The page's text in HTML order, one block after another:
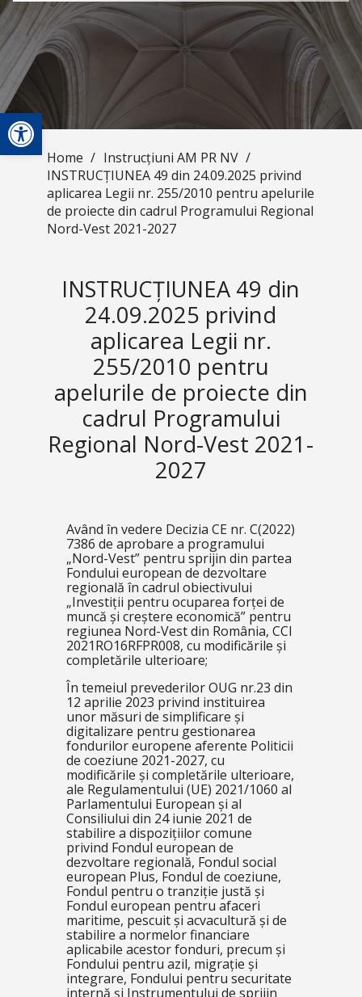
Open toolbar
Home / Instrucțiuni AM PR NV /
INSTRUCȚIUNEA 49 din 24.09.2025 privind
aplicarea Legii nr. 255/2010 pentru apelurile
de proiecte din cadrul Programului Regional
Nord-Vest 2021-2027
INSTRUCȚIUNEA 49 din
24.09.2025 privind
aplicarea Legii nr.
255/2010 pentru
apelurile de proiecte din
cadrul Programului
Regional Nord-Vest 2021-
2027
Având în vedere Decizia CE nr. C(2022)
7386 de aprobare a programului
„Nord-Vest” pentru sprijin din partea
Fondului european de dezvoltare
regională în cadrul obiectivului
„Investiții pentru ocuparea forței de
muncă și creștere economică” pentru
regiunea Nord-Vest din România, CCI
2021RO16RFPR008, cu modificările și
completările ulterioare;
În temeiul prevederilor OUG nr.23 din
12 aprilie 2023 privind instituirea
unor măsuri de simplificare și
digitalizare pentru gestionarea
fondurilor europene aferente Politicii
de coeziune 2021-2027, cu
modificările și completările ulterioare,
ale Regulamentului (UE) 2021/1060 al
Parlamentului European și al
Consiliului din 24 iunie 2021 de
stabilire a dispozițiilor comune
privind Fondul european de
dezvoltare regională, Fondul social
european Plus, Fondul de coeziune,
Fondul pentru o tranziție justă și
Fondul european pentru afaceri
maritime, pescuit și acvacultură și de
stabilire a normelor financiare
aplicabile acestor fonduri, precum și
Fondului pentru azil, migrație și
integrare, Fondului pentru securitate
internă și Instrumentului de sprijin